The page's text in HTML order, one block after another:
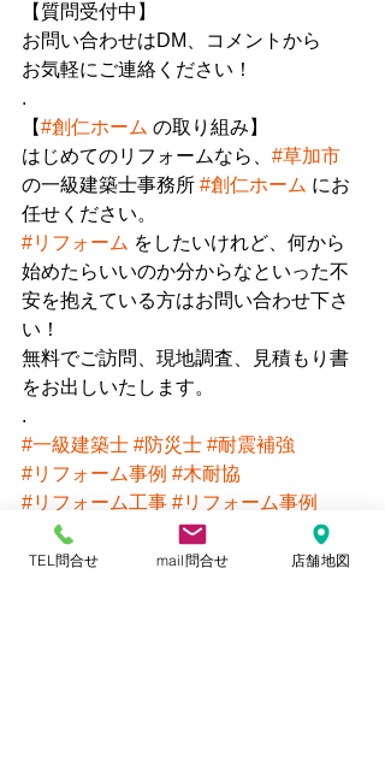
【質問受付中】
お問い合わせはDM、コメントから
お気軽にご連絡ください！
.
【#創仁ホーム の取り組み】
はじめてのリフォームなら、 #草加市
の一級建築士事務所 #創仁ホーム にお
任せください。
#リフォーム をしたいけれど、何から
始めたらいいのか分からなといった不
安を抱えている方はお問い合わせ下さ
い！
無料でご訪問、現地調査、見積もり書
をお出しいたします。
.
#一級建築士 #防災士 #耐震補強
#リフォーム事例 #木耐協
#リフォーム工事 #リフォーム事例
#sdgs
#補助金
#オンラインセミナー #地震
#火災
TEL問合せ mail問合せ 店舗地図